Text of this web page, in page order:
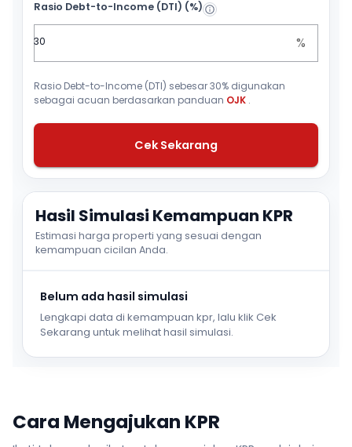
Rasio Debt-to-Income (DTI) (%)
%
Rasio Debt-to-Income (DTI) sebesar 30% digunakan
sebagai acuan berdasarkan panduan OJK .
Cek Sekarang
Hasil Simulasi Kemampuan KPR
Estimasi harga properti yang sesuai dengan
kemampuan cicilan Anda.
Belum ada hasil simulasi
Lengkapi data di kemampuan kpr, lalu klik Cek
Sekarang untuk melihat hasil simulasi.
Cara Mengajukan KPR